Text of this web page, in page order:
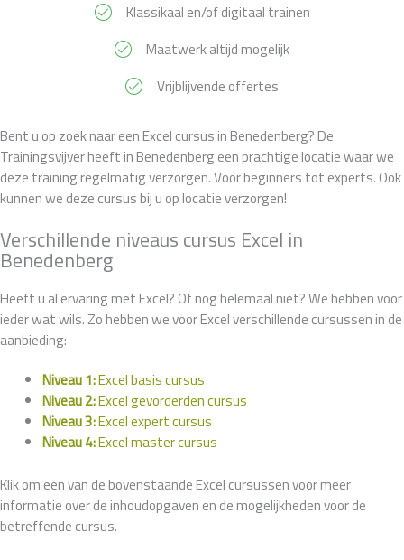
Klassikaal en/of digitaal trainen
Maatwerk altijd mogelijk
Vrijblijvende offertes
Bent u op zoek naar een Excel cursus in Benedenberg? De
Trainingsvijver heeft in Benedenberg een prachtige locatie waar we
deze training regelmatig verzorgen. Voor beginners tot experts. Ook
kunnen we deze cursus bij u op locatie verzorgen!
Verschillende niveaus cursus Excel in
Benedenberg
Heeft u al ervaring met Excel? Of nog helemaal niet? We hebben voor
ieder wat wils. Zo hebben we voor Excel verschillende cursussen in de
aanbieding:
Niveau 1:Excel basis cursus
Niveau 2:Excel gevorderden cursus
Niveau 3:Excel expert cursus
Niveau 4:Excel master cursus
Klik om een van de bovenstaande Excel cursussen voor meer
informatie over de inhoudopgaven en de mogelijkheden voor de
betreffende cursus.